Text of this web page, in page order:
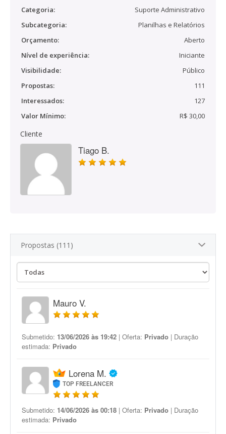
Categoria:
Suporte Administrativo
Subcategoria:
Planilhas e Relatórios
Orçamento:
Aberto
Nível de experiência:
Iniciante
Visibilidade:
Público
Propostas:
111
Interessados:
127
Valor Mínimo:
R$ 30,00
Cliente
Tiago B.
Propostas (111)
Mauro V.
Submetido: 13/06/2026 às 19:42 | Oferta: Privado | Duração
estimada: Privado
Lorena M.
TOP FREELANCER
Submetido: 14/06/2026 às 00:18 | Oferta: Privado | Duração
estimada: Privado